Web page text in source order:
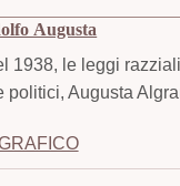
Augusta
1938, le leggi
Augusta